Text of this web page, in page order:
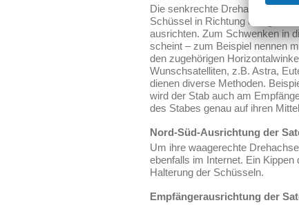
Die senkrechte Drehachse
Schüssel in Richtung des
ausrichten. Zum Schwenken in
scheint – zum Beispiel nennen
den zugehörigen
Wunschsatelliten, z.B. Astra,
dienen diverse Methoden.
wird der Stab auch am
des Stabes genau auf ihren
Nord-Süd-Ausrichtung der
Um ihre waagerechte
ebenfalls im Internet. Ein
Halterung der Schüsseln.
Empfängerausrichtung der